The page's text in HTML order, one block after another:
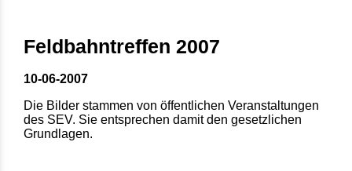
Feldbahntreffen 2007
10-06-2007
Die Bilder stammen von öffentlichen Veranstaltungen
des SEV. Sie entsprechen damit den gesetzlichen
Grundlagen.